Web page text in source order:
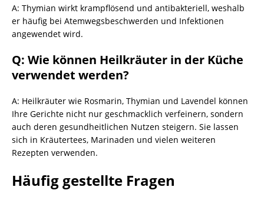
A: Thymian wirkt krampflösend und antibakteriell, weshalb
er häufig bei Atemwegsbeschwerden und Infektionen
angewendet wird.
Q: Wie können Heilkräuter in der Küche
verwendet werden?
A: Heilkräuter wie Rosmarin, Thymian und Lavendel können
Ihre Gerichte nicht nur geschmacklich verfeinern, sondern
auch deren gesundheitlichen Nutzen steigern. Sie lassen
sich in Kräutertees, Marinaden und vielen weiteren
Rezepten verwenden.
Häufig gestellte Fragen